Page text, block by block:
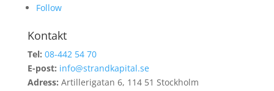
Follow
Kontakt
Tel: 08-442 54 70
E-post: info@strandkapital.se
Adress: Artillerigatan 6, 114 51 Stockholm